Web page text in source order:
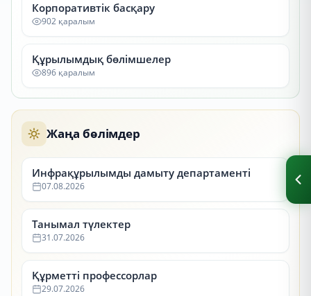
Корпоративтік басқару
902 қаралым
Құрылымдық бөлімшелер
896 қаралым
Жаңа бөлімдер
Инфрақұрылымды дамыту департаменті
07.08.2026
Танымал түлектер
31.07.2026
Құрметті профессорлар
29.07.2026